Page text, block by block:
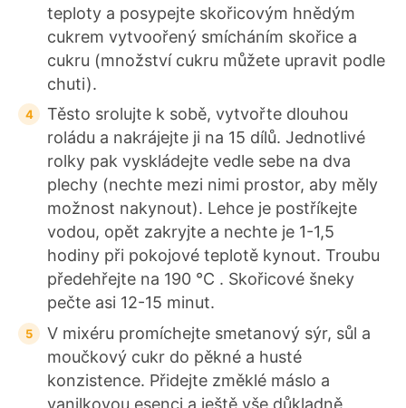
teploty a posypejte skořicovým hnědým
cukrem vytvoořený smícháním skořice a
cukru (množství cukru můžete upravit podle
chuti).
Těsto srolujte k sobě, vytvořte dlouhou
roládu a nakrájejte ji na 15 dílů. Jednotlivé
rolky pak vyskládejte vedle sebe na dva
plechy (nechte mezi nimi prostor, aby měly
možnost nakynout). Lehce je postříkejte
vodou, opět zakryjte a nechte je 1-1,5
hodiny při pokojové teplotě kynout. Troubu
předehřejte na 190 °C . Skořicové šneky
pečte asi 12-15 minut.
V mixéru promíchejte smetanový sýr, sůl a
moučkový cukr do pěkné a husté
konzistence. Přidejte změklé máslo a
vanilkovou esenci a ještě vše důkladně